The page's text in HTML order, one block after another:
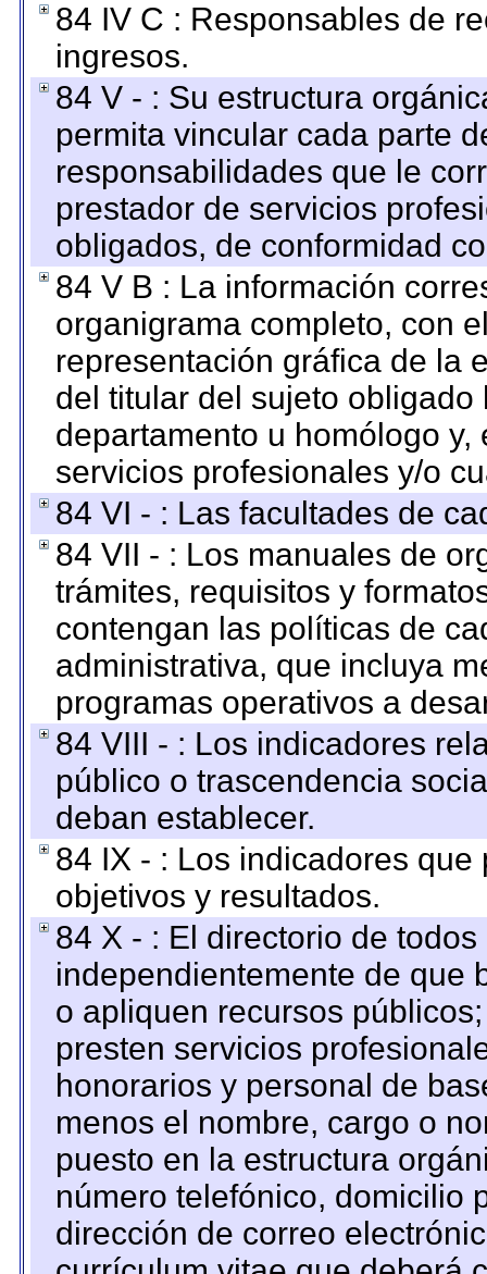
84 IV C : Responsables de
ingresos.
84 V - : Su estructura
permita vincular cada parte
responsabilidades que le
prestador de servicios
obligados, de conformidad
84 V B : La información
organigrama completo, con
representación gráfica de la
del titular del sujeto
departamento u homólogo
servicios profesionales y/o
84 VI - : Las facultades de
84 VII - : Los manuales de
trámites, requisitos y
contengan las políticas de
administrativa, que incluya
programas operativos a
84 VIII - : Los indicadores
público o trascendencia
deban establecer.
84 IX - : Los indicadores
objetivos y resultados.
84 X - : El directorio de
independientemente de que
o apliquen recursos
presten servicios
honorarios y personal de
menos el nombre, cargo o
puesto en la estructura
número telefónico, domicilio
dirección de correo